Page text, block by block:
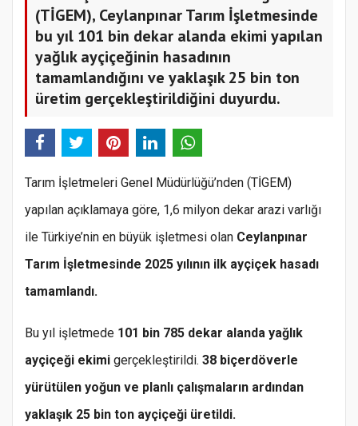
(TİGEM), Ceylanpınar Tarım İşletmesinde
bu yıl 101 bin dekar alanda ekimi yapılan
yağlık ayçiçeğinin hasadının
tamamlandığını ve yaklaşık 25 bin ton
üretim gerçekleştirildiğini duyurdu.
Tarım İşletmeleri Genel Müdürlüğü’nden (TİGEM)
yapılan açıklamaya göre, 1,6 milyon dekar arazi varlığı
ile Türkiye’nin en büyük işletmesi olan Ceylanpınar
Tarım İşletmesinde 2025 yılının ilk ayçiçek hasadı
tamamlandı.
Bu yıl işletmede 101 bin 785 dekar alanda yağlık
ayçiçeği ekimi gerçekleştirildi. 38 biçerdöverle
yürütülen yoğun ve planlı çalışmaların ardından
yaklaşık 25 bin ton ayçiçeği üretildi.